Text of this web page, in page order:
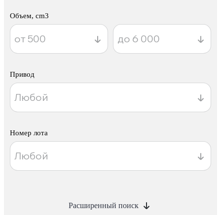
Объем, cm3
Привод
Номер лота
Расширенный поиск